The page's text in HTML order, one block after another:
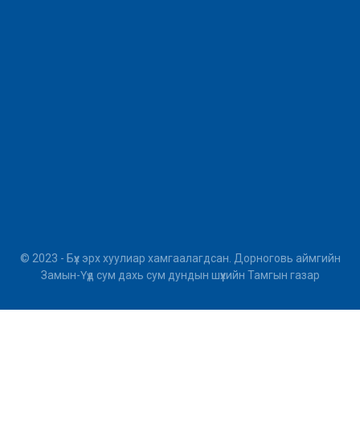
© 2023 - Бүх эрх хуулиар хамгаалагдсан. Дорноговь аймгийн
Замын-Үүд сум дахь сум дундын шүүхийн Тамгын газар